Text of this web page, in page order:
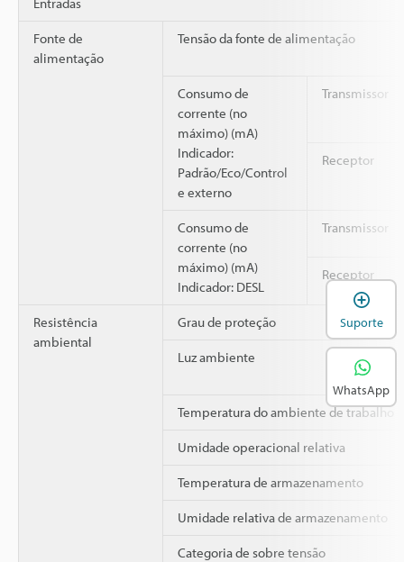
Fonte de
alimentação
Tensão da fonte de alimentação
Consumo de
corrente (no
máximo) (mA)
Indicador:
Padrão/Eco/Control
e externo
Transmissor
Receptor
Consumo de
corrente (no
máximo) (mA)
Indicador: DESL
Transmissor
Receptor
Resistência
ambiental
Grau de proteção
Luz ambiente
Temperatura do ambiente de trabalho
Umidade operacional relativa
Temperatura de armazenamento
Umidade relativa de armazenamento
Categoria de sobre tensão
Suporte
WhatsApp